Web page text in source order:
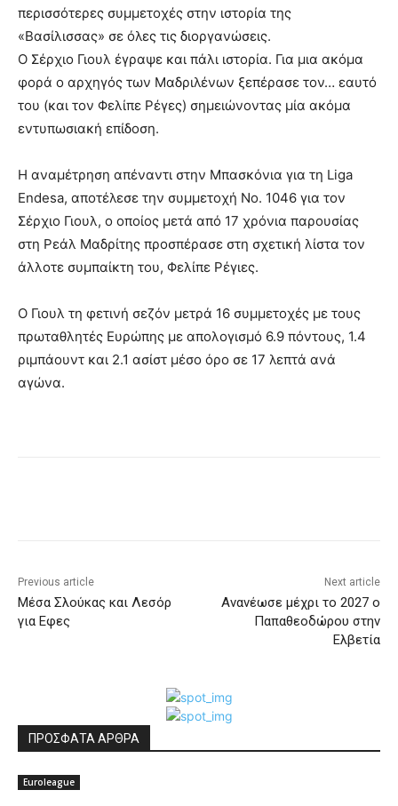
περισσότερες συμμετοχές στην ιστορία της
«Βασίλισσας» σε όλες τις διοργανώσεις.
Ο Σέρχιο Γιουλ έγραψε και πάλι ιστορία. Για μια ακόμα
φορά ο αρχηγός των Μαδριλένων ξεπέρασε τον… εαυτό
του (και τον Φελίπε Ρέγες) σημειώνοντας μία ακόμα
εντυπωσιακή επίδοση.
Η αναμέτρηση απέναντι στην Μπασκόνια για τη Liga
Endesa, αποτέλεσε την συμμετοχή No. 1046 για τον
Σέρχιο Γιουλ, ο οποίος μετά από 17 χρόνια παρουσίας
στη Ρεάλ Μαδρίτης προσπέρασε στη σχετική λίστα τον
άλλοτε συμπαίκτη του, Φελίπε Ρέγιες.
Ο Γιουλ τη φετινή σεζόν μετρά 16 συμμετοχές με τους
πρωταθλητές Ευρώπης με απολογισμό 6.9 πόντους, 1.4
ριμπάουντ και 2.1 ασίστ μέσο όρο σε 17 λεπτά ανά
αγώνα.
Previous article
Μέσα Σλούκας και Λεσόρ
για Εφες
Next article
Aνανέωσε μέχρι το 2027 ο
Παπαθεοδώρου στην
Ελβετία
ΠΡΟΣΦΑΤΑ ΑΡΘΡΑ
Euroleague